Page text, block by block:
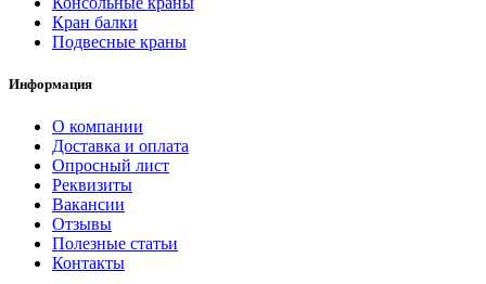
Кран балки
Подвесные краны
Информация
О компании
Доставка и оплата
Опросный лист
Реквизиты
Вакансии
Отзывы
Полезные статьи
Контакты